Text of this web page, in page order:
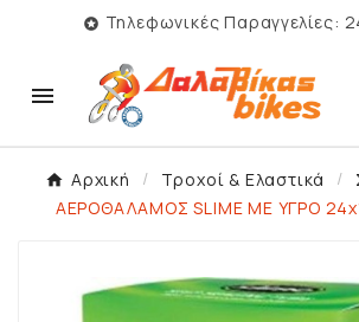
 Τηλεφωνικές Παραγγελίες:

Αρχική Τροχοί & Ελαστικά
ΑΕΡΟΘΑΛΑΜΟΣ SLIME ΜΕ ΥΓΡΟ